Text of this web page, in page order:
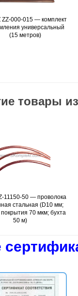
Подробнее
ZZ-000-015 — комплект
универсальный
(15 метров)
товары
Подробнее
11150-50 — проволока
стальная (D10 мм;
70 мкм; бухта
50 м)